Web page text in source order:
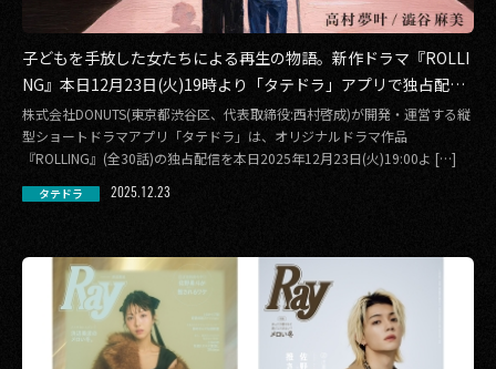
子どもを手放した女たちによる再生の物語。新作ドラマ『ROLLI
NG』本日12月23日(火)19時より「タテドラ」アプリで独占配信
スタート
株式会社DONUTS(東京都渋谷区、代表取締役:西村啓成)が開発・運営する縦
型ショートドラマアプリ「タテドラ」は、オリジナルドラマ作品
『ROLLING』(全30話)の独占配信を本日2025年12月23日(火)19:00よ […]
タテドラ 2025.12.23